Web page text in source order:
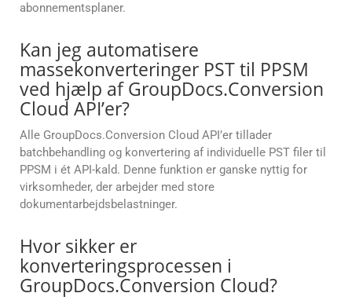
abonnementsplaner.
Kan jeg automatisere
massekonverteringer PST til PPSM
ved hjælp af GroupDocs.Conversion
Cloud API’er?
Alle GroupDocs.Conversion Cloud API’er tillader
batchbehandling og konvertering af individuelle PST filer til
PPSM i ét API-kald. Denne funktion er ganske nyttig for
virksomheder, der arbejder med store
dokumentarbejdsbelastninger.
Hvor sikker er
konverteringsprocessen i
GroupDocs.Conversion Cloud?